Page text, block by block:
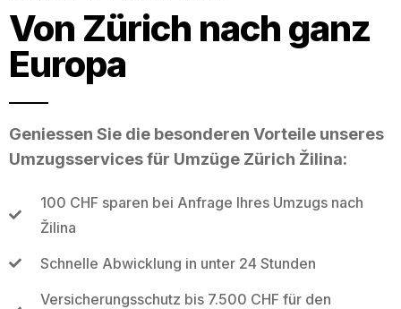
Von Zürich nach ganz
Europa
Geniessen Sie die besonderen Vorteile unseres
Umzugsservices für Umzüge Zürich Žilina:
100 CHF sparen bei Anfrage Ihres Umzugs nach
Žilina
Schnelle Abwicklung in unter 24 Stunden
Versicherungsschutz bis 7.500 CHF für den